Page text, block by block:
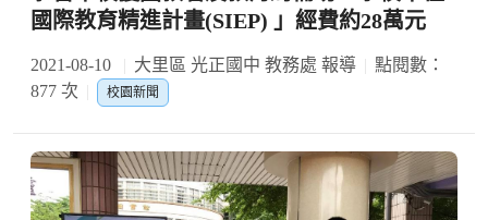
國際教育精進計畫(SIEP) 」經費約28萬元
2021-08-10 大里區 光正國中 教務處 報導
點閱數：
877 次
校園新聞